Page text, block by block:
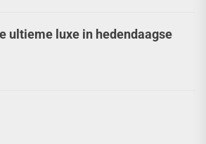
ultieme luxe in hedendaagse